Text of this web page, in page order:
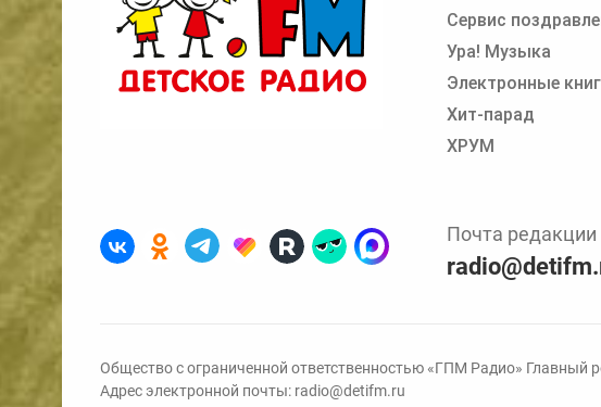
Сервис
Ура! Музыка
Электронные
Хит-парад
ХРУМ
Почта редакции
Общество с ограниченной ответственностью «ГПМ Радио» Главный
Адрес электронной почты: radio@detifm.ru